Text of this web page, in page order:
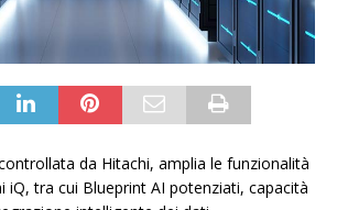
da Hitachi, amplia le funzionalità
iQ, tra cui Blueprint AI potenziati, capacità